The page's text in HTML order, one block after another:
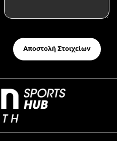
Αποστολή Στοιχείων